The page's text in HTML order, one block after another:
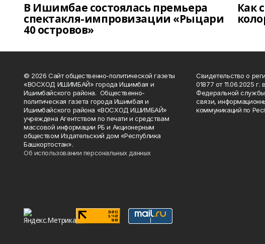
В Ишимбае состоялась премьера
спектакля-импровизации «Рыцари
40 островов»
Как
© 2026 Сайт общественно-политической газеты
«ВОСХОД ИШИМБАЙ» города Ишимбая и
Ишимбайского района. Общественно-
политическая газета города Ишимбая и
Ишимбайского района «ВОСХОД ИШИМБАЙ»
учреждена Агентством по печати и средствам
массовой информации РБ и Акционерным
обществом Издательский дом «Республика
Башкортостан».
Об использовании персональных данных
Свидетельство о
01877 от 11.06.2025
Федеральной
связи,
коммуникаций по